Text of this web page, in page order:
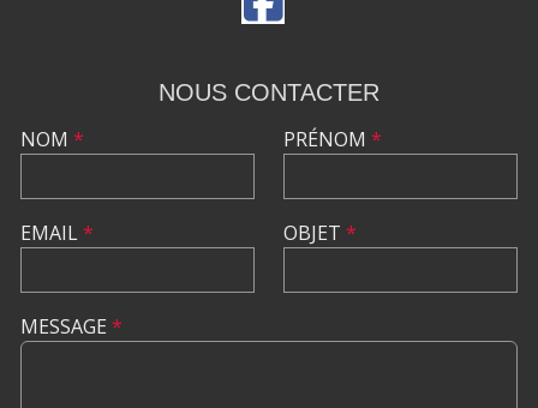
NOUS CONTACTER
NOM *
EMAIL*
PRÉNOM *
OBJET *
MESSAGE *